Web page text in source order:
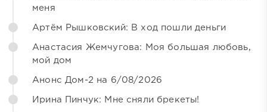
меня
Артём Рышковский: В ход пошли деньги
Анастасия Жемчугова: Моя большая любовь,
мой дом
Анонс Дом-2 на 6/08/2026
Ирина Пинчук: Мне сняли брекеты!